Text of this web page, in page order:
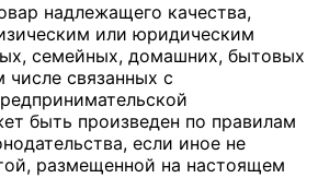
надлежащего качества,
или юридическим
семейных, домашних, бытовых
связанных с
быть произведен по правилам
если иное не
размещенной на настоящем